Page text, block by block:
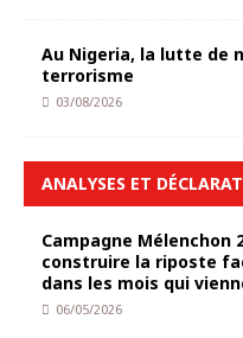
Au Nigeria, la lutte de
terrorisme
03/08/2026
ANALYSES ET
Campagne Mélenchon
construire la riposte
dans les mois qui
06/05/2026